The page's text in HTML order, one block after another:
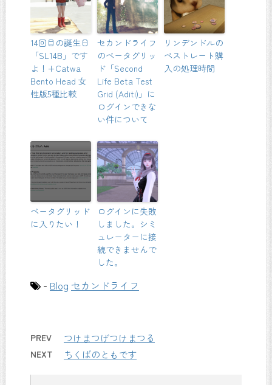
14回目の誕生日
「SL14B」です
よ！+Catwa
Bento Head 女
性版5種比較
セカンドライフ
のベータグリッ
ド「Second
Life Beta Test
Grid (Aditi)」に
ログインできな
い件について
リンデンドルの
ベストレート購
入の処理時間
ベータグリッド
に入りたい！
ログインに失敗
しました。シミ
ュレーターに接
続できませんで
した。
- Blog セカンドライフ
PREV つけまつげつけまつる
NEXT ちくばのともです